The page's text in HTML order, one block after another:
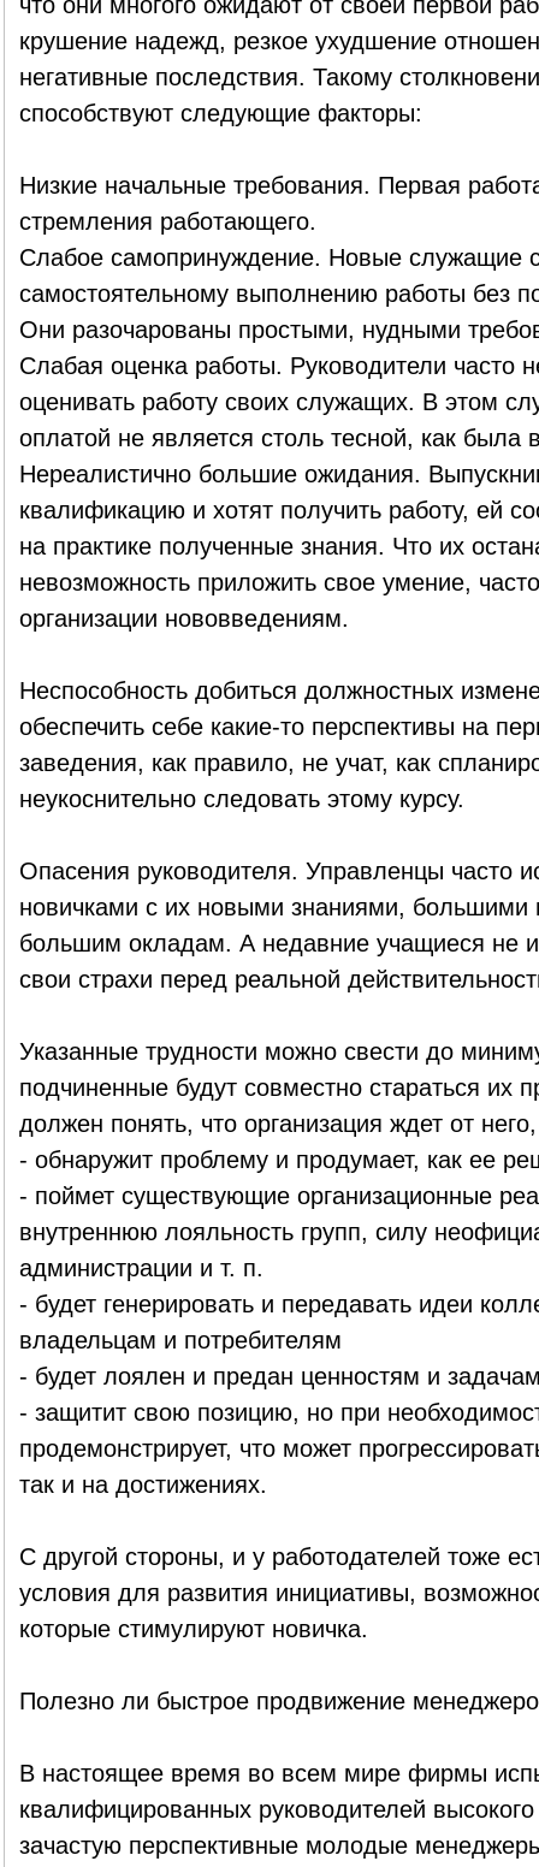
крушение надежд, резкое ухудшение
негативные последствия. Такому
способствуют следующие факторы:
Низкие начальные требования. Первая
стремления работающего.
Слабое самопринуждение. Новые служащие
самостоятельному выполнению работы без
Они разочарованы простыми, нудными
Слабая оценка работы. Руководители часто
оценивать работу своих служащих. В этом
оплатой не является столь тесной, как была
Нереалистично большие ожидания.
квалификацию и хотят получить работу, ей
на практике полученные знания. Что их
невозможность приложить свое умение,
организации нововведениям.
Неспособность добиться должностных
обеспечить себе какие-то перспективы на
заведения, как правило, не учат, как
неукоснительно следовать этому курсу.
Опасения руководителя. Управленцы часто
новичками с их новыми знаниями,
большим окладам. А недавние учащиеся не
свои страхи перед реальной
Указанные трудности можно свести до
подчиненные будут совместно стараться их
должен понять, что организация ждет от
- обнаружит проблему и продумает, как ее
- поймет существующие организационные
внутреннюю лояльность групп, силу
администрации и т. п.
- будет генерировать и передавать идеи
владельцам и потребителям
- будет лоялен и предан ценностям и
- защитит свою позицию, но при
продемонстрирует, что может
так и на достижениях.
С другой стороны, и у работодателей тоже
условия для развития инициативы,
которые стимулируют новичка.
Полезно ли быстрое продвижение
В настоящее время во всем мире фирмы
квалифицированных руководителей
зачастую перспективные молодые